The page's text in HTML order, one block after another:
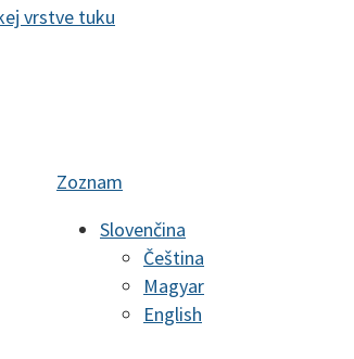
vrstve tuku
Zoznam
Slovenčina
Čeština
Magyar
English